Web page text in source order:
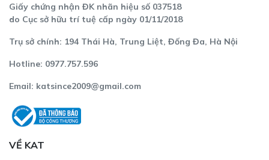
Giấy chứng nhận ĐK nhãn hiệu số 037518
do Cục sở hữu trí tuệ cấp ngày 01/11/2018
Trụ sở chính: 194 Thái Hà, Trung Liệt, Đống Đa, Hà Nội
Hotline: 0977.757.596
Email: katsince2009@gmail.com
VỀ KAT